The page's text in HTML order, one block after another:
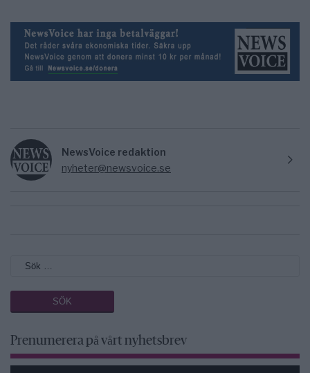
NewsVoice redaktion
nyheter@newsvoice.se
Prenumerera på vårt nyhetsbrev